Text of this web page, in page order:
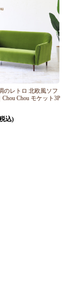
のレトロ 北欧風ソフ
Chou Chou モケット3P
込)